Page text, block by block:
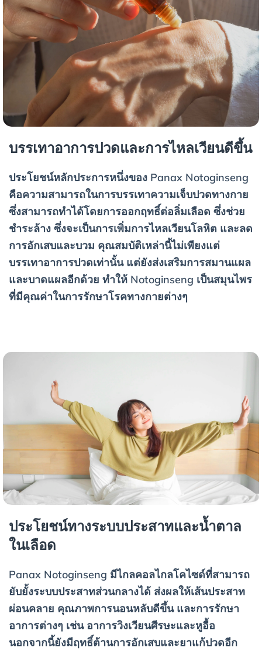
บรรเทาอาการปวดและการไหลเวียนดีขึ้น
ประโยชน์หลักประการหนึ่งของ Panax Notoginseng
คือความสามารถในการบรรเทาความเจ็บปวดทางกาย
ซึ่งสามารถทำได้โดยการออกฤทธิ์ต่อลิ่มเลือด ซึ่งช่วย
ชำระล้าง ซึ่งจะเป็นการเพิ่มการไหลเวียนโลหิต และลด
การอักเสบและบวม คุณสมบัติเหล่านี้ไม่เพียงแต่
บรรเทาอาการปวดเท่านั้น แต่ยังส่งเสริมการสมานแผล
และบาดแผลอีกด้วย ทำให้ Notoginseng เป็นสมุนไพร
ที่มีคุณค่าในการรักษาโรคทางกายต่างๆ
ประโยชน์ทางระบบประสาทและน้ำตาล
ในเลือด
Panax Notoginseng มีไกลคอลไกลโคไซด์ที่สามารถ
ยับยั้งระบบประสาทส่วนกลางได้ ส่งผลให้เส้นประสาท
ผ่อนคลาย คุณภาพการนอนหลับดีขึ้น และการรักษา
อาการต่างๆ เช่น อาการวิงเวียนศีรษะและหูอื้อ
นอกจากนี้ยังมีฤทธิ์ต้านการอักเสบและยาแก้ปวดอีก